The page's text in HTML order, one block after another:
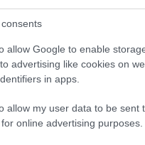
allow Google to enable
advertising like cookies on
in apps.
allow my user data to be sent
online advertising purposes.
ΡΕΜΟΣ ΑΝΤΩΝΗΣ